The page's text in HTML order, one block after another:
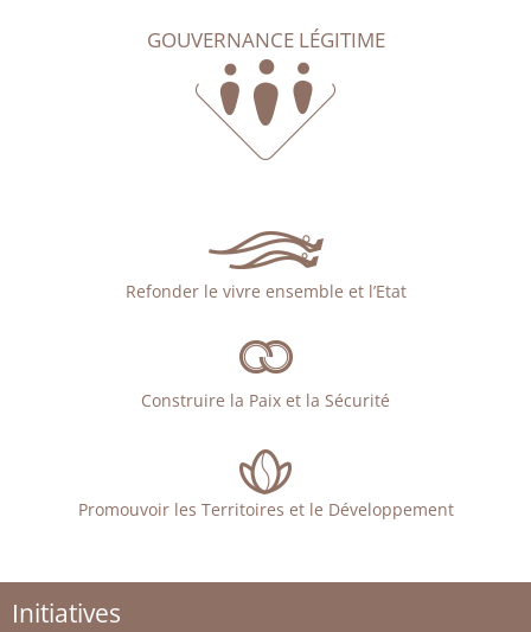
GOUVERNANCE LÉGITIME
Refonder le vivre ensemble et l’Etat
Construire la Paix et la Sécurité
Promouvoir les Territoires et le Développement
Initiatives